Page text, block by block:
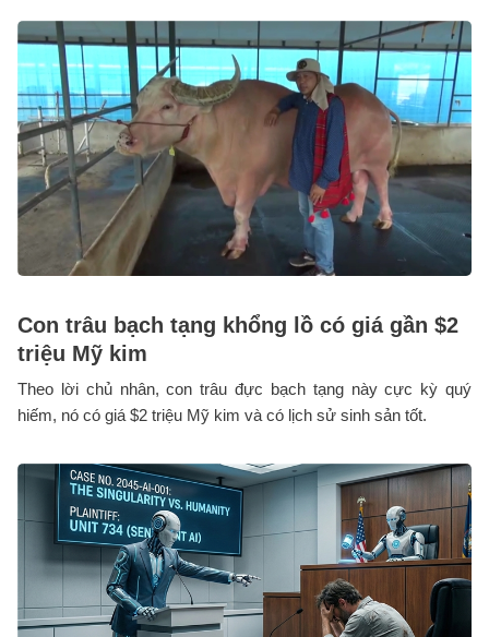
Con trâu bạch tạng khổng lồ có giá gần $2
triệu Mỹ kim
Theo lời chủ nhân, con trâu đực bạch tạng này cực kỳ quý
hiếm, nó có giá $2 triệu Mỹ kim và có lịch sử sinh sản tốt.